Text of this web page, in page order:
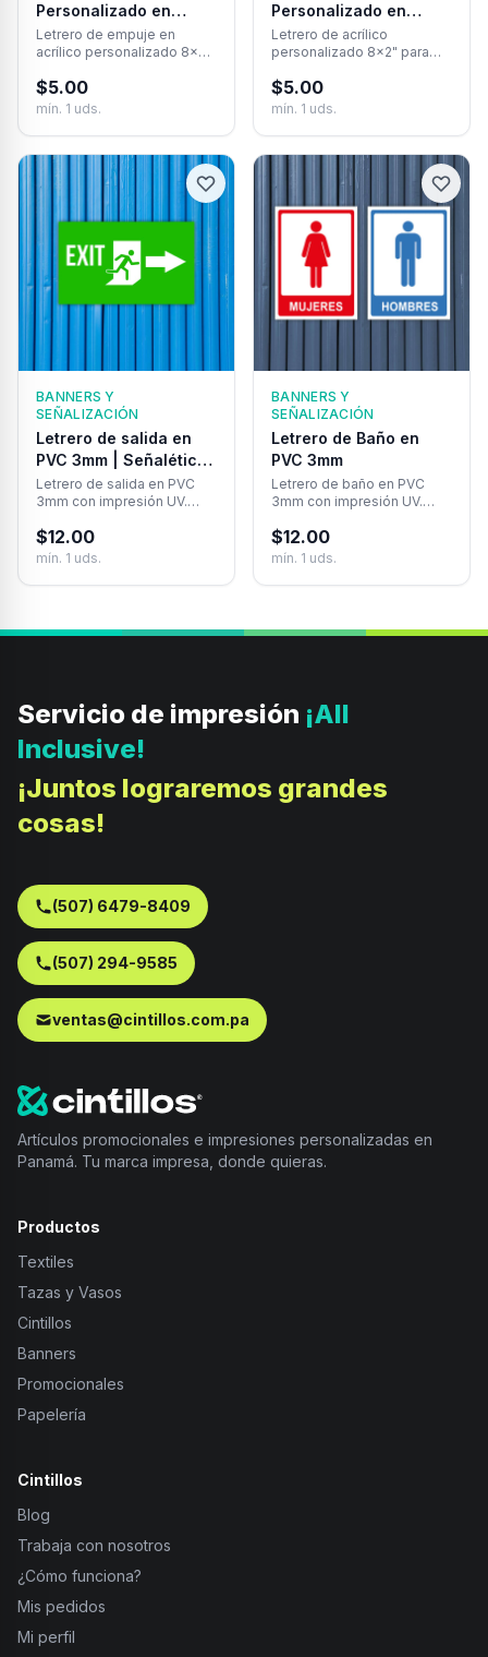
Personalizado en
Acrílico – 8×2″
Letrero de empuje en
acrílico personalizado 8×2″
duradero y entrega
inmediata.
$5.00
mín. 1 uds.
Personalizado en
Acrílico – Placa 8×2
Pulgadas
Letrero de acrílico
personalizado 8×2" para
estilo profesional y
elegancia corporativa.
$5.00
mín. 1 uds.
BANNERS Y
SEÑALIZACIÓN
Letrero de salida en
PVC 3mm | Señalética
de Seguridad
Letrero de salida en PVC
3mm con impresión UV.
resistente y visible para
oficinas, comercios e
$12.00
mín. 1 uds.
BANNERS Y
SEÑALIZACIÓN
Letrero de Baño en
PVC 3mm
Letrero de baño en PVC
3mm con impresión UV.
colores de marca y
adhesivo de alta
$12.00
mín. 1 uds.
Servicio de impresión ¡All
Inclusive!
¡Juntos lograremos grandes
cosas!
(507) 6479-8409
(507) 294-9585
ventas@cintillos.com.pa
Artículos promocionales e impresiones personalizadas en
Panamá. Tu marca impresa, donde quieras.
Productos
Textiles
Tazas y Vasos
Cintillos
Banners
Promocionales
Papelería
Cintillos
Blog
Trabaja con nosotros
¿Cómo funciona?
Mis pedidos
Mi perfil